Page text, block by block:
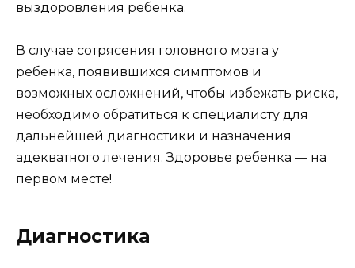
выздоровления ребенка.
В случае сотрясения головного мозга у
ребенка, появившихся симптомов и
возможных осложнений, чтобы избежать риска,
необходимо обратиться к специалисту для
дальнейшей диагностики и назначения
адекватного лечения. Здоровье ребенка — на
первом месте!
Диагностика